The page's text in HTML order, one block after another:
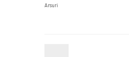
Arsuri